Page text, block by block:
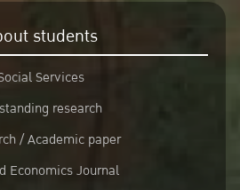
students
Services
research
/ Academic paper
Economics Journal